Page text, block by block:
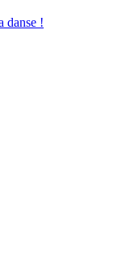
danse !